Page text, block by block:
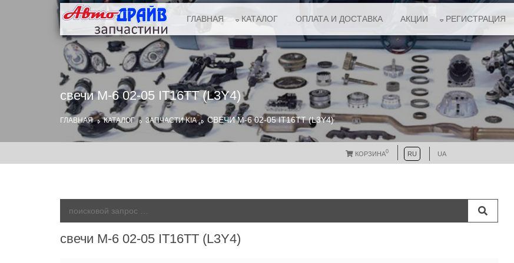
ГЛАВНАЯ КАТАЛОГ ОПЛАТА И ДОСТАВКА АКЦИИ РЕГИСТРАЦИЯ
свечи М-6 02-05 IT16TT (L3Y4)
ГЛАВНАЯ КАТАЛОГ ЗАПЧАСТИ KIA СВЕЧИ М-6 02-05 IT16TT (L3Y4)
КОРЗИНА0 RU UA
свечи М-6 02-05 IT16TT (L3Y4)